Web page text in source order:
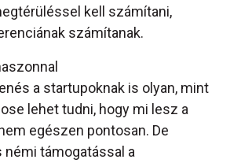
kell számítani,
számítanak.
a startupoknak is olyan, mint
lehet tudni, hogy mi lesz a
egészen pontosan. De
támogatással a